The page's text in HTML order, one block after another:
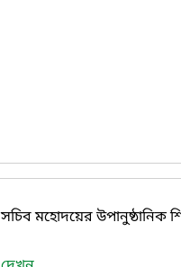
সচিব মহোদয়ের উপানুষ্ঠানিক